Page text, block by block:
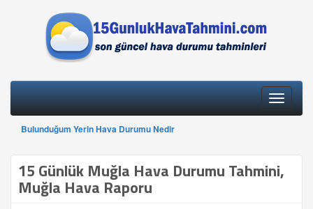
Toggle
Bulunduğum Yerin Hava Durumu Nedir
15 Günlük Muğla Hava Durumu Tahmini,
Muğla Hava Raporu